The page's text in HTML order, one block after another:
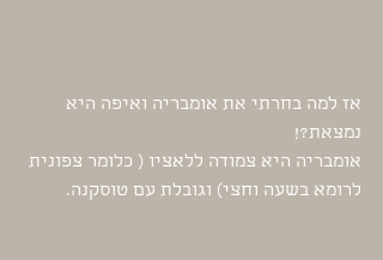
אז למה בחרתי את אומבריה ואיפה היא
נמצאת?!
אומבריה היא צמודה ללאציו ( כלומר צפונית
לרומא בשעה וחצי) וגובלת עם טוסקנה.